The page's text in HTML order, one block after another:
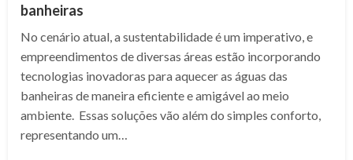
banheiras
No cenário atual, a sustentabilidade é um imperativo, e
empreendimentos de diversas áreas estão incorporando
tecnologias inovadoras para aquecer as águas das
banheiras de maneira eficiente e amigável ao meio
ambiente. Essas soluções vão além do simples conforto,
representando um…